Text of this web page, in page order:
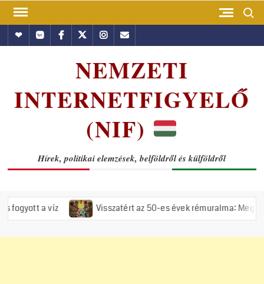
Skip
contentHundubVkontakte
Facebook
TwitterInstagram
Email
NEMZETI
INTERNETFIGYELŐ
(NIF)
Hírek, politikai elemzések, belföldről és külföldről
Visszatért az 50-es évek rémuralma: Megszavazta az